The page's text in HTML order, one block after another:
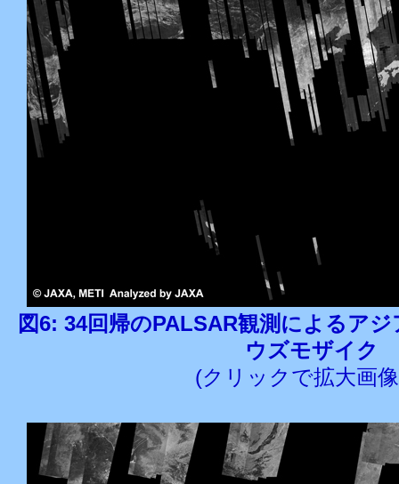
図6: 34回帰のPALSAR観測によるア
ウズモザイク
(クリックで拡大画